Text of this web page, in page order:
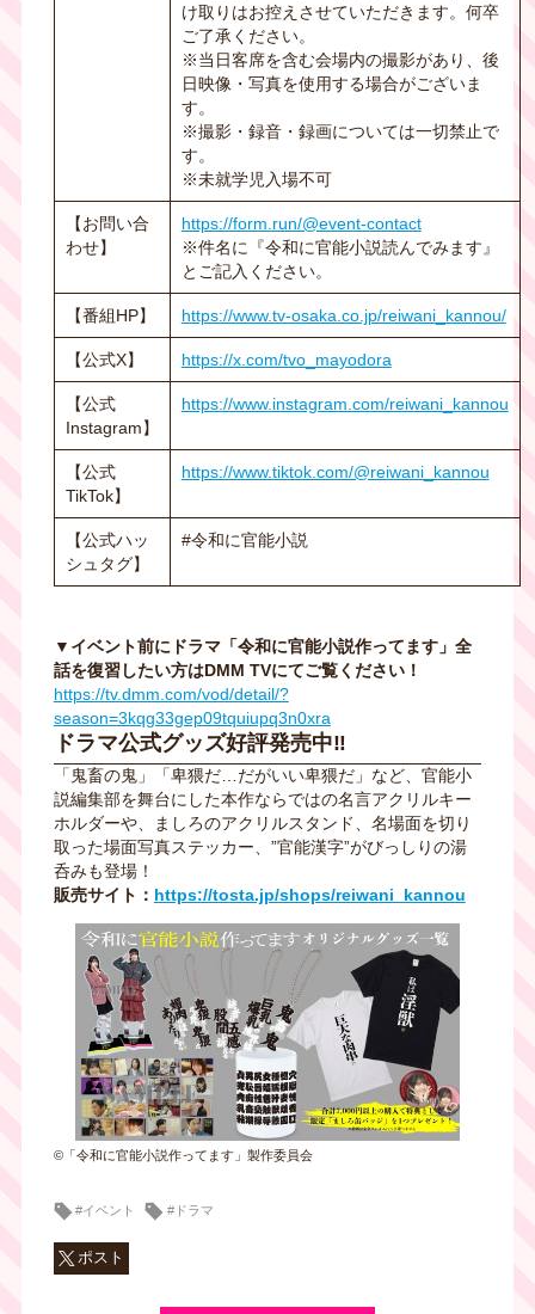
け取りはお控えさせていただきます。何卒
ご了承ください。
※当日客席を含む会場内の撮影があり、後
日映像・写真を使用する場合がございま
す。
※撮影・録音・録画については一切禁止で
す。
※未就学児入場不可
【お問い合
わせ】
https://form.run/@event-contact
※件名に『令和に官能小説読んでみます』
とご記入ください。
【番組HP】 https://www.tv-osaka.co.jp/reiwani_kannou/
【公式X】 https://x.com/tvo_mayodora
【公式
Instagram】
https://www.instagram.com/reiwani_kannou
【公式
TikTok】
https://www.tiktok.com/@reiwani_kannou
【公式ハッ
シュタグ】
#令和に官能小説
▼イベント前にドラマ「令和に官能小説作ってます」全
話を復習したい方はDMM TVにてご覧ください！
https://tv.dmm.com/vod/detail/?
season=3kqg33gep09tquiupq3n0xra
ドラマ公式グッズ好評発売中‼︎
「鬼畜の鬼」「卑猥だ…だがいい卑猥だ」など、官能小
説編集部を舞台にした本作ならではの名言アクリルキー
ホルダーや、ましろのアクリルスタンド、名場面を切り
取った場面写真ステッカー、”官能漢字”がびっしりの湯
呑みも登場！
販売サイト： https://tosta.jp/shops/reiwani_kannou
©「令和に官能小説作ってます」製作委員会
#イベント #ドラマ
ポスト